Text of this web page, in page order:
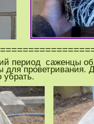
период саженцы
проветривания.
убрать.